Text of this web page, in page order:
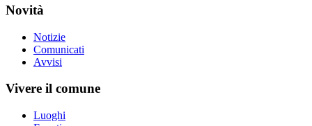
Novità
Notizie
Comunicati
Avvisi
Vivere il comune
Luoghi